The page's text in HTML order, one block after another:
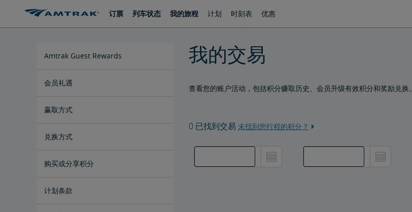
内
导
订票 列车状态 我的旅程 计划 时刻表 优惠
Amtrak Guest Rewards
会员礼遇
Select礼遇
Select Plus礼遇
Select Executive礼遇
Preferred Mastercard
Mastercard
赢取方式
Amtrak旅行
零售与专业合作伙伴
兑换方式
积分加现金
购买或分享积分
购买积分
赠送积分
分享积分
计划条款
我的交易
查看您的账户活动，包括积分赚取历史、会员升级有效积分和奖励兑换。
0 已找到交易 未找到您行程的积分？